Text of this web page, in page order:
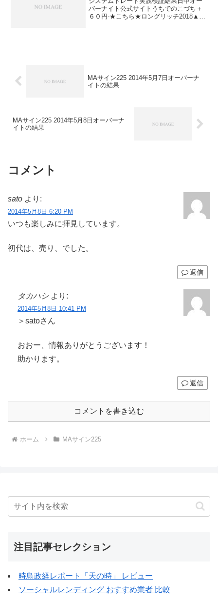
バーナイト公式サイトうちでのこづち＋
６０円-★こちら★ロングリッチ2018▲６
MAサイン225 2014年5月7日オーバーナ
イトの結果
MAサイン225 2014年5月8日オーバーナ
イトの結果
コメント
sato より:
2014年5月8日 6:20 PM
いつも楽しみに拝見しています。
初代は、売り、でした。
返信
タカハシ より:
2014年5月8日 10:41 PM
＞satoさん
おおー、情報ありがとうございます！
助かります。
返信
コメントを書き込む
ホーム MAサイン225
注目記事セレクション
時鳥政経レポート「天の時」 レビュー
ソーシャルレンディング おすすめ業者 比較